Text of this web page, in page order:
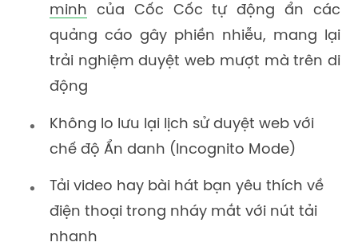
minh của Cốc Cốc tự động ẩn các
quảng cáo gây phiền nhiễu, mang lại
trải nghiệm duyệt web mượt mà trên di
động
Không lo lưu lại lịch sử duyệt web với
chế độ Ẩn danh (Incognito Mode)
Tải video hay bài hát bạn yêu thích về
điện thoại trong nháy mắt với nút tải
nhanh